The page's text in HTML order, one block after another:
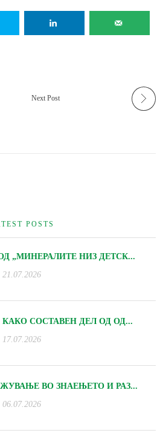
Next Post
POSTS
„МИНЕРАЛИТЕ НИЗ ДЕТСК...
21.07.2026
СОСТАВЕН ДЕЛ ОД ОД...
17.07.2026
ВО ЗНАЕЊЕТО И РАЗ...
06.07.2026